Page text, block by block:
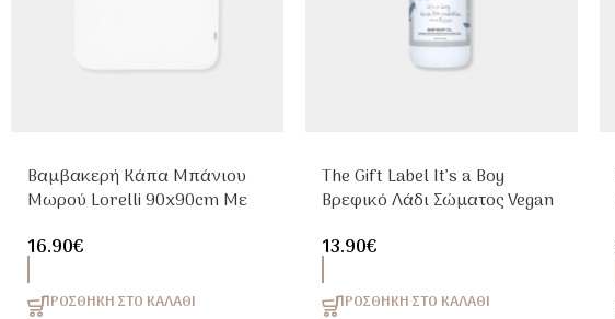
Βαμβακερή Κάπα Μπάνιου
Μωρού Lorelli 90x90cm Με
16.90€
ΠΡΟΣΘΉΚΗ ΣΤΟ ΚΑΛΆΘΙ
The Gift Label It’s a Boy
Βρεφικό Λάδι Σώματος Vegan
13.90€
ΠΡΟΣΘΉΚΗ ΣΤΟ ΚΑΛΆΘΙ